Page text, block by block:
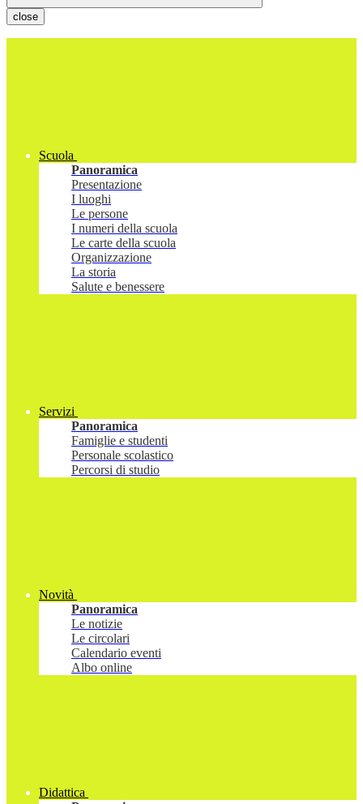
close
Scuola
Panoramica
Presentazione
I luoghi
Le persone
I numeri della scuola
Le carte della scuola
Organizzazione
La storia
Salute e benessere
Servizi
Panoramica
Famiglie e studenti
Personale scolastico
Percorsi di studio
Novità
Panoramica
Le notizie
Le circolari
Calendario eventi
Albo online
Didattica